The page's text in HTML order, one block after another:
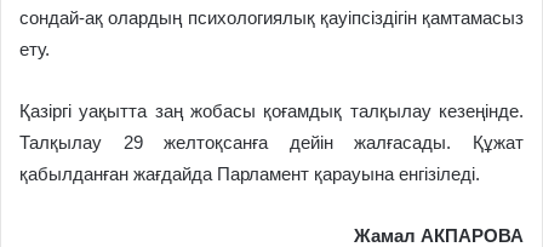
сондай-ақ олардың психологиялық қауіпсіздігін қамтамасыз
ету.
Қазіргі уақытта заң жобасы қоғамдық талқылау кезеңінде.
Талқылау 29 желтоқсанға дейін жалғасады. Құжат
қабылданған жағдайда Парламент қарауына енгізіледі.
Жамал АКПАРОВА